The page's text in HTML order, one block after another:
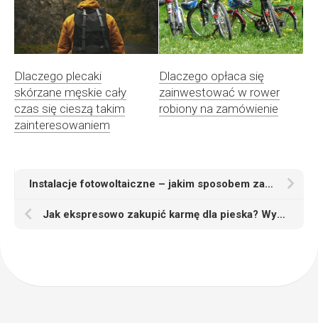
Dlaczego plecaki
skórzane męskie cały
czas się cieszą takim
zainteresowaniem
Dlaczego opłaca się
zainwestować w rower
robiony na zamówienie
Instalacje fotowoltaiczne – jakim sposobem zatroszczyć się o ekologię i posiadać tańszy prąd?
Jak ekspresowo zakupić karmę dla pieska? Wybierz sklep zoologiczny online